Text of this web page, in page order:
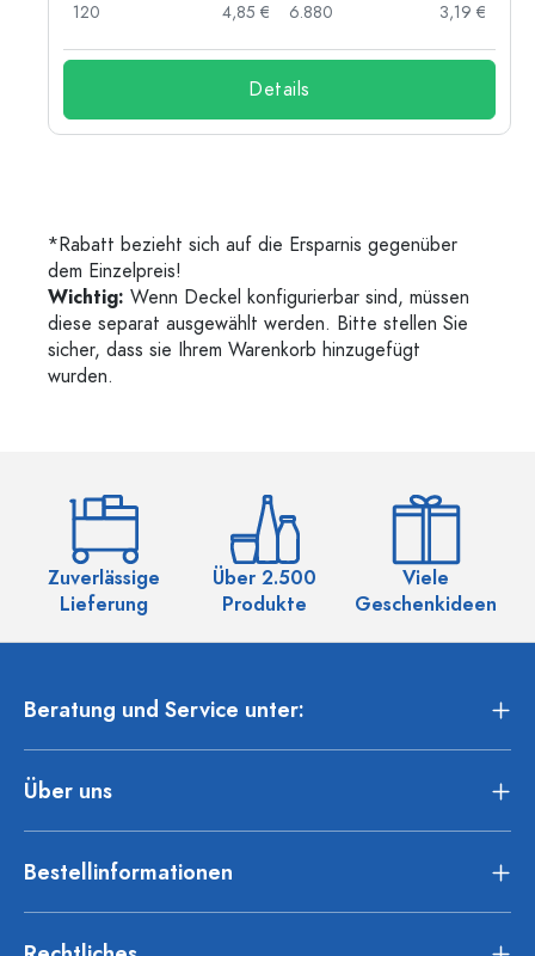
120
4,85 €
6.880
3,19 €
Details
*Rabatt bezieht sich auf die Ersparnis gegenüber
dem Einzelpreis!
Wichtig: Wenn Deckel konfigurierbar sind, müssen
diese separat ausgewählt werden. Bitte stellen Sie
sicher, dass sie Ihrem Warenkorb hinzugefügt
wurden.
Zuverlässige
Lieferung
Über 2.500
Produkte
Viele
Geschenkideen
Beratung und Service unter:
Über uns
Bestellinformationen